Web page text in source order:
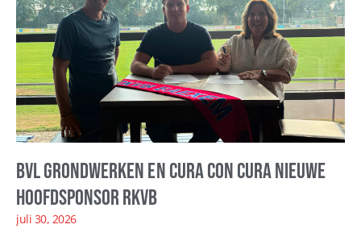
BVL Grondwerken en Cura con Cura nieuwe
hoofdsponsor RKVB
juli 30, 2026